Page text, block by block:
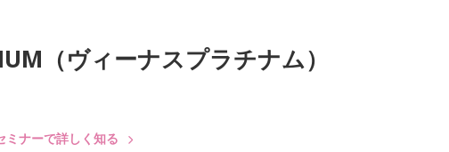
（ヴィーナスプラチナム）
ミナーで詳しく知る